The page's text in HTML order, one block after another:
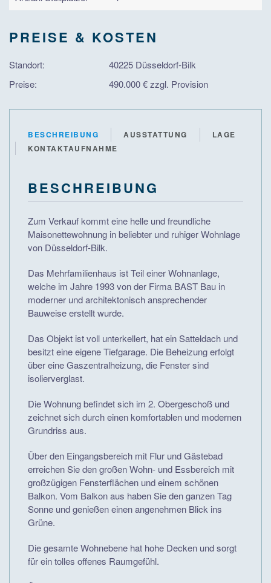
PREISE & KOSTEN
Standort:
40225 Düsseldorf-Bilk
Preise:
490.000 € zzgl. Provision
BESCHREIBUNG AUSSTATTUNG
LAGE
KONTAKTAUFNAHME
BESCHREIBUNG
Zum Verkauf kommt eine helle und freundliche
Maisonettewohnung in beliebter und ruhiger Wohnlage
von Düsseldorf-Bilk.
Das Mehrfamilienhaus ist Teil einer Wohnanlage,
welche im Jahre 1993 von der Firma BAST Bau in
moderner und architektonisch ansprechender
Bauweise erstellt wurde.
Das Objekt ist voll unterkellert, hat ein Satteldach und
besitzt eine eigene Tiefgarage. Die Beheizung erfolgt
über eine Gaszentralheizung, die Fenster sind
isolierverglast.
Die Wohnung befindet sich im 2. Obergeschoß und
zeichnet sich durch einen komfortablen und modernen
Grundriss aus.
Über den Eingangsbereich mit Flur und Gästebad
erreichen Sie den großen Wohn- und Essbereich mit
großzügigen Fensterflächen und einem schönen
Balkon. Vom Balkon aus haben Sie den ganzen Tag
Sonne und genießen einen angenehmen Blick ins
Grüne.
Die gesamte Wohnebene hat hohe Decken und sorgt
für ein tolles offenes Raumgefühl.